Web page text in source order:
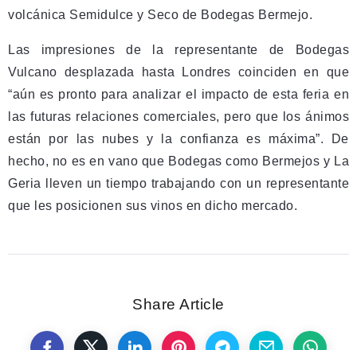
volcánica Semidulce y Seco de Bodegas Bermejo.
Las impresiones de la representante de Bodegas
Vulcano desplazada hasta Londres coinciden en que
“aún es pronto para analizar el impacto de esta feria en
las futuras relaciones comerciales, pero que los ánimos
están por las nubes y la confianza es máxima”. De
hecho, no es en vano que Bodegas como Bermejos y La
Geria lleven un tiempo trabajando con un representante
que les posicionen sus vinos en dicho mercado.
Share Article